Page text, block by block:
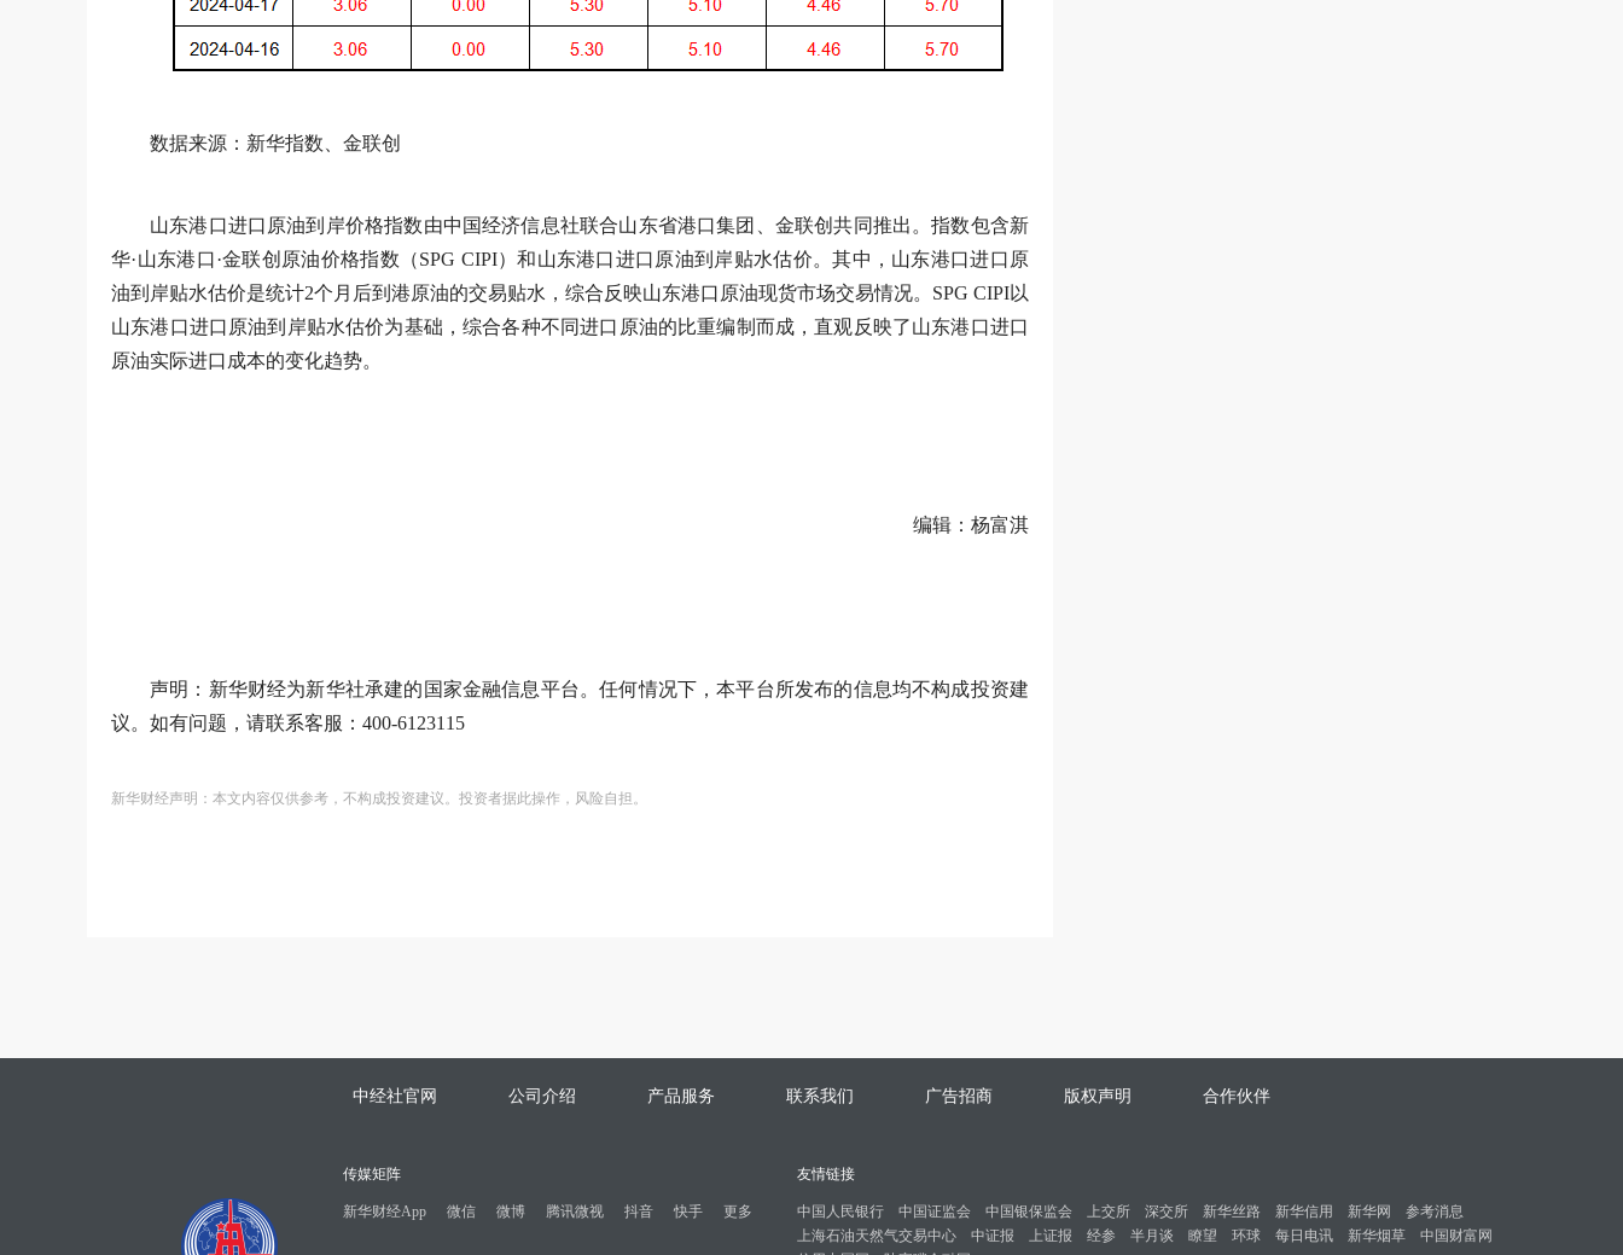
数据来源：新华指数、金联创
山东港口进口原油到岸价格指数由中国经济信息社联合山东省港口集团、金联创共同推出。指数包含新
华·山东港口·金联创原油价格指数（SPG CIPI）和山东港口进口原油到岸贴水估价。其中，山东港口进口原
油到岸贴水估价是统计2个月后到港原油的交易贴水，综合反映山东港口原油现货市场交易情况。SPG CIPI以
山东港口进口原油到岸贴水估价为基础，综合各种不同进口原油的比重编制而成，直观反映了山东港口进口
原油实际进口成本的变化趋势。
编辑：杨富淇
声明：新华财经为新华社承建的国家金融信息平台。任何情况下，本平台所发布的信息均不构成投资建
议。如有问题，请联系客服：400-6123115
新华财经声明：本文内容仅供参考，不构成投资建议。投资者据此操作，风险自担。
中经社官网 公司介绍 产品服务 联系我们 广告招商 版权声明 合作伙伴
传媒矩阵
新华财经App 微信 微博 腾讯微视 抖音 快手 更多
友情链接
中国人民银行 中国证监会 中国银保监会 上交所 深交所 新华丝路 新华信用 新华网
参考消息
上海石油天然气交易中心
中证报 上证报 经参 半月谈 瞭望 环球 每日电讯 新华烟草
中国财富网